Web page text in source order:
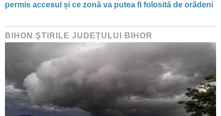
permis accesul și ce zonă va putea fi folosită de orădeni
BIHON ŞTIRILE JUDEŢULUI BIHOR